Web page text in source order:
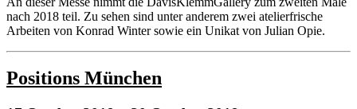
nach 2018 teil. Zu sehen sind unter anderem zwei atelierfrische
Arbeiten von Konrad Winter sowie ein Unikat von Julian Opie.
Positions München